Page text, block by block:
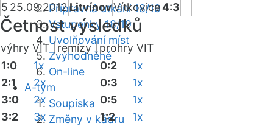
Přípravná utkání 18/19
Vstupenky 18/19
Uvolňování míst
Zvýhodněné
On-line
A-tým
Soupiska
Změny v kádru
5 25.09.2012LitvínovVítkovice4:3
Četnost výsledků
výhry VIT | remízy |prohry VIT
1:0
1x
2:1
2x
3:0
2x
3:2
3x
0:2
1x
0:3
1x
0:5
1x
1:2
1x